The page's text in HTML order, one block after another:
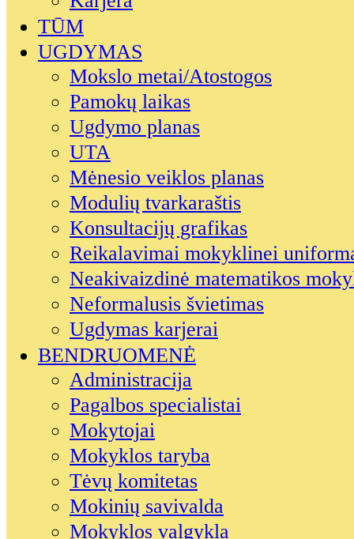
TŪM
UGDYMAS
Mokslo metai/Atostogos
Pamokų laikas
Ugdymo planas
UTA
Mėnesio veiklos planas
Modulių tvarkaraštis
Konsultacijų grafikas
Reikalavimai mokyklinei
Neakivaizdinė matematikos
Neformalusis švietimas
Ugdymas karjerai
BENDRUOMENĖ
Administracija
Pagalbos specialistai
Mokytojai
Mokyklos taryba
Tėvų komitetas
Mokinių savivalda
Mokyklos valgykla